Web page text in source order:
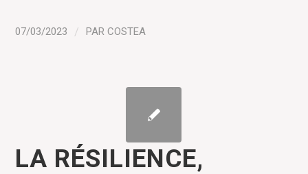
07/03/2023 / PARCOSTEA
LA RÉSILIENCE,